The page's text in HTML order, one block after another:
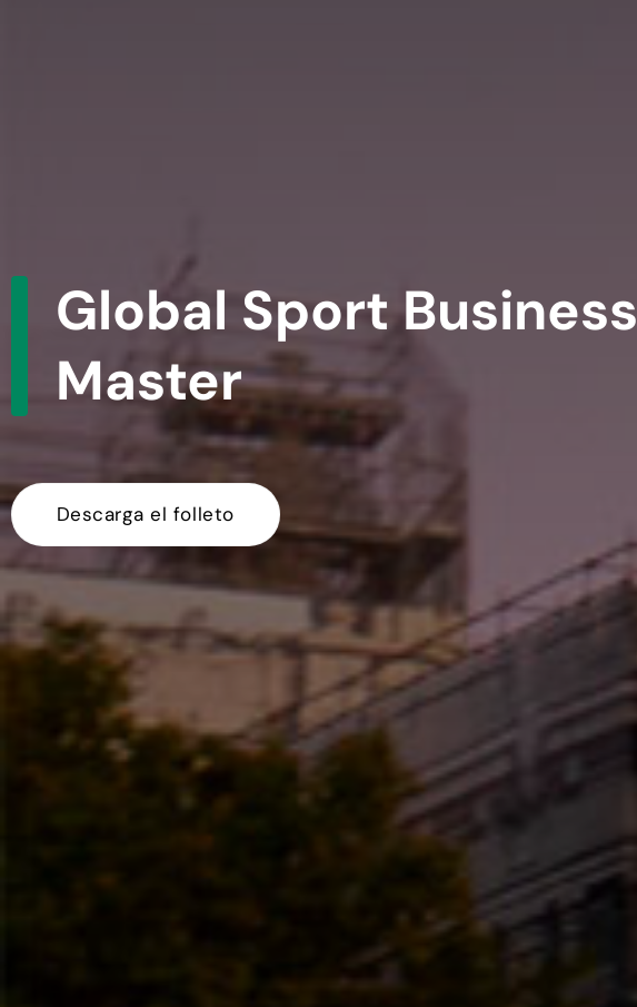
Global Sport Business
Master
Descarga el folleto